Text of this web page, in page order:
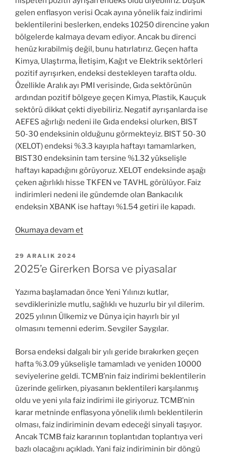
gelen enflasyon verisi Ocak ayına yönelik faiz indirimi
beklentilerini beslerken, endeks 10250 direncine yakın
bölgelerde kalmaya devam ediyor. Ancak bu direnci
henüz kırabilmiş değil, bunu hatırlatırız. Geçen hafta
Kimya, Ulaştırma, İletişim, Kağıt ve Elektrik sektörleri
pozitif ayrışırken, endeksi destekleyen tarafta oldu.
Özellikle Aralık ayı PMI verisinde, Gıda sektörünün
ardından pozitif bölgeye geçen Kimya, Plastik, Kauçuk
sektörü dikkat çekti diyebiliriz. Negatif ayrışanlarda ise
AEFES ağırlığı nedeni ile Gıda endeksi olurken, BIST
50-30 endeksinin olduğunu görmekteyiz. BIST 50-30
(XELOT) endeksi %3.3 kayıpla haftayı tamamlarken,
BIST30 endeksinin tam tersine %1.32 yükselişle
haftayı kapadığını görüyoruz. XELOT endeksinde aşağı
çeken ağırlıklı hisse TKFEN ve TAVHL görülüyor. Faiz
indirimleri nedeni ile gündemde olan Bankacılık
endeksin XBANK ise haftayı %1.54 getiri ile kapadı.
Okumaya devam et“Borsa’nın
YAYIM
TARIHI
29 ARALIK 2024
2025’e Girerken Borsa ve piyasalar
Yazıma başlamadan önce Yeni Yılınızı kutlar,
sevdiklerinizle mutlu, sağlıklı ve huzurlu bir yıl dilerim.
2025 yılının Ülkemiz ve Dünya için hayırlı bir yıl
olmasını temenni ederim. Sevgiler Saygılar.
Borsa endeksi dalgalı bir yılı geride bırakırken geçen
hafta %3.09 yükselişle tamamladı ve yeniden 10000
seviyelerine geldi. TCMB’nin faiz indirimi beklentilerin
üzerinde gelirken, piyasanın beklentileri karşılanmış
oldu ve yeni yıla faiz indirimi ile giriyoruz. TCMB’nin
karar metninde enflasyona yönelik ılımlı beklentilerin
olması, faiz indiriminin devam edeceği sinyali taşıyor.
Ancak TCMB faiz kararının toplantıdan toplantıya veri
bazlı olacağını açıkladı. Yani faiz indiriminin bir döngü